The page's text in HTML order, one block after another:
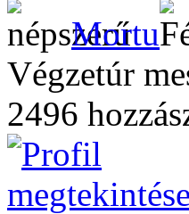
Mortu
Végzetúr
2496